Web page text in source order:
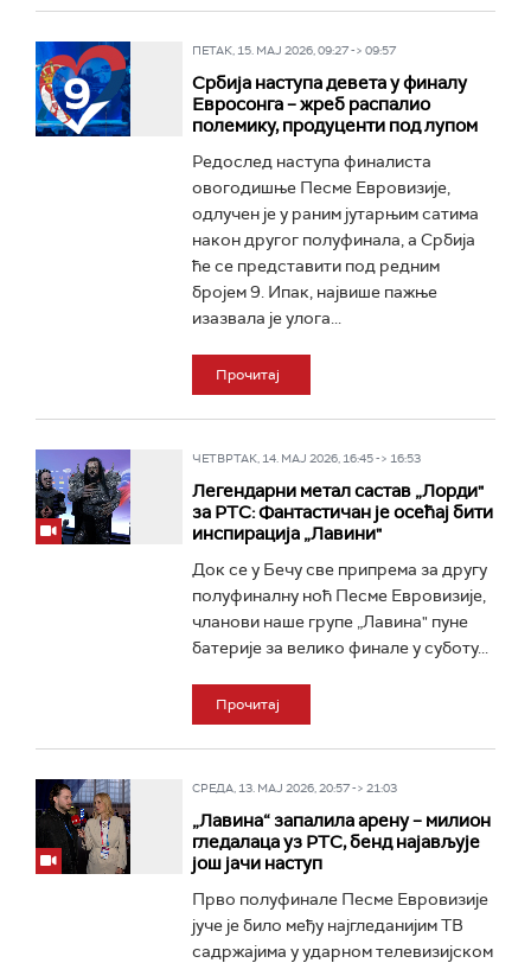
ПЕТАК, 15. МАЈ 2026, 09:27 -> 09:57
Србија наступа девета у финалу
Евросонга – жреб распалио
полемику, продуценти под лупом
Редослед наступа финалиста
овогодишње Песме Евровизије,
одлучен је у раним јутарњим сатима
након другог полуфинала, а Србија
ће се представити под редним
бројем 9. Ипак, највише пажње
изазвала је улога...
Прочитај
ЧЕТВРТАК, 14. МАЈ 2026, 16:45 -> 16:53
Легендарни метал састав „Лорди"
за РТС: Фантастичан је осећај бити
инспирација „Лавини"
Док се у Бечу све припрема за другу
полуфиналну ноћ Песме Евровизије,
чланови наше групе „Лавина" пуне
батерије за велико финале у суботу...
Прочитај
СРЕДА, 13. МАЈ 2026, 20:57 -> 21:03
„Лавина“ запалила арену – милион
гледалаца уз РТС, бенд најављује
још јачи наступ
Прво полуфинале Песме Евровизије
јуче је било међу најгледанијим ТВ
садржајима у ударном телевизијском